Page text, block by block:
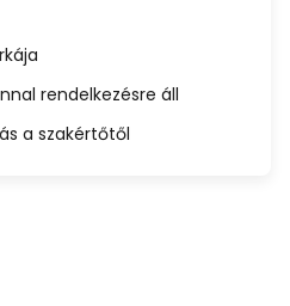
rendelkezésre áll
a szakértőtől